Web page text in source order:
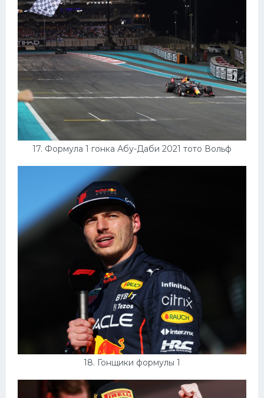
17. Формула 1 гонка Абу-Даби 2021 тото Вольф
18. Гонщики формулы 1